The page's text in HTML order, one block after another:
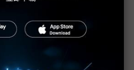
）才剛完成新鮮人招募，
經驗的人才」，職缺範圍